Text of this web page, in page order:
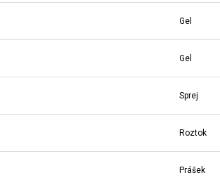
Gel
Gel
Sprej
Roztok
Prášek